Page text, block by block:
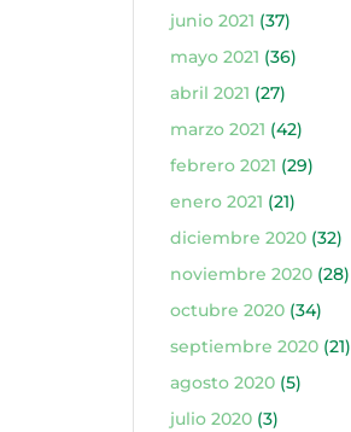
junio 2021 (37)
mayo 2021 (36)
abril 2021 (27)
marzo 2021 (42)
febrero 2021 (29)
enero 2021 (21)
diciembre 2020(32)
noviembre 2020(28)
octubre 2020(34)
septiembre 2020(21)
agosto 2020(5)
julio 2020(3)